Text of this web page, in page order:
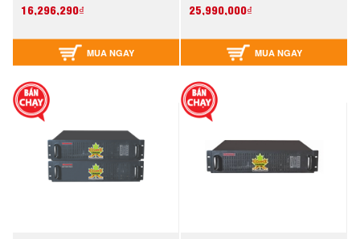
16,296,290₫
MUA NGAY
25,990,000₫
MUA NGAY